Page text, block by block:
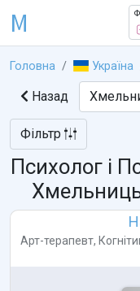
M
Головна Україна
Назад
Фільтр
Психолог і
Арт-терапевт,